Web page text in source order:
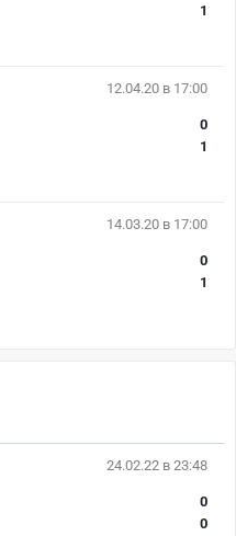
1
12.04.20 в 17:00
0
1
14.03.20 в 17:00
0
1
24.02.22 в 23:48
0
0